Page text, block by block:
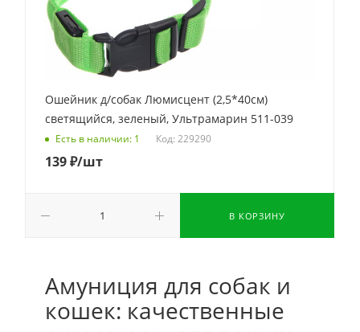
Ошейник д/собак Люмисцент (2,5*40см)
светящийся, зеленый, Ультрамарин 511-039
Есть в наличии: 1 Код: 229290
139₽/шт
В КОРЗИНУ
Амуниция для собак и
кошек: качественные